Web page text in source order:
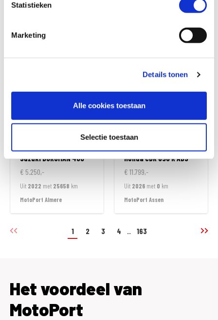
Statistieken
Marketing
Details tonen
Alle cookies toestaan
Selectie toestaan
MotoPort Goes
XL 750 TRANSALP
MotoPort Goes
SuzukiBURGMAN 400
€ 5.250,-
Uit 2022 met 25658 km
MotoPort Almere
HondaCBR 650 R ABS
€ 11.799,-
Uit 2026 met 0 km
MotoPort Assen
1 2 3 4 .. 163
Het voordeel van
MotoPort